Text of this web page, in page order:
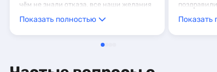
чём не знали отказа, все наши желания
исполнялись на ура, очень приятная и
приветливая женщина. Очень порадовал
бассейн, чистый, тёплый. Добирали то,
чего не хватило на море (т.к. в связи с
Показать полностью
10%
отеля.
чайник и
Показать